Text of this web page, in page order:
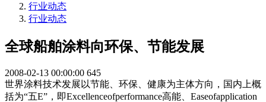
行业动态
行业动态
全球船舶涂料向环保、节能发展
2008-02-13 00:00:00 645
世界涂料技术发展以节能、环保、健康为主体方向，国内上概
括为“五E”，即Excellenceofperformance高能、Easeofapplication